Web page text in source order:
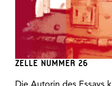
ZELLE NUMMER 26